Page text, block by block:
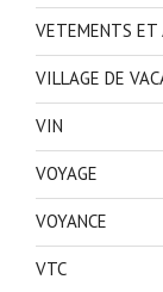
VETEMENTS ET
VILLAGE DE
VIN
VOYAGE
VOYANCE
VTC